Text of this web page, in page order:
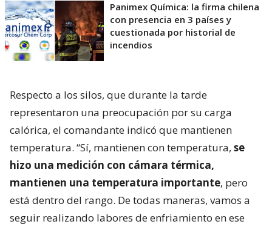
Panimex Química: la firma chilena
con presencia en 3 países y
cuestionada por historial de
incendios
Respecto a los silos, que durante la tarde
representaron una preocupación por su carga
calórica, el comandante indicó que mantienen
temperatura. “Sí, mantienen con temperatura, se
hizo una medición con cámara térmica,
mantienen una temperatura importante, pero
está dentro del rango. De todas maneras, vamos a
seguir realizando labores de enfriamiento en ese